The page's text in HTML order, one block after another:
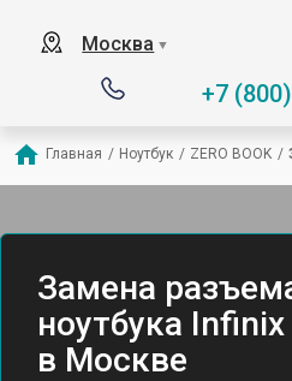
Москва ▼
+7
Главная / Ноутбук / ZERO BOOK /
Замена
ноутбука Infinix
в Москве